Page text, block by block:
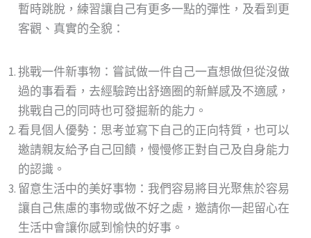
暫時跳脫，練習讓自己有更多一點的彈性，及看到更
客觀、真實的全貌：
挑戰一件新事物：嘗試做一件自己一直想做但從沒做
過的事看看，去經驗跨出舒適圈的新鮮感及不適感，
挑戰自己的同時也可發掘新的能力。
看見個人優勢：思考並寫下自己的正向特質，也可以
邀請親友給予自己回饋，慢慢修正對自己及自身能力
的認識。
留意生活中的美好事物：我們容易將目光聚焦於容易
讓自己焦慮的事物或做不好之處，邀請你一起留心在
生活中會讓你感到愉快的好事。